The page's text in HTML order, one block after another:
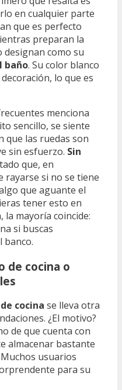
en cualquier parte
que es perfecto
preparan la
como su
baño. Su color blanco
lo que es
menciona
sencillo, se siente
que las ruedas son
sin esfuerzo. Sin
que, en
rayarse si no se tiene
que aguante el
tener esto en
la mayoría coincide:
si buscas
banco.
de cocina o
cocina se lleva otra
¿El motivo?
de que cuenta con
almacenar bastante
usuarios
para su